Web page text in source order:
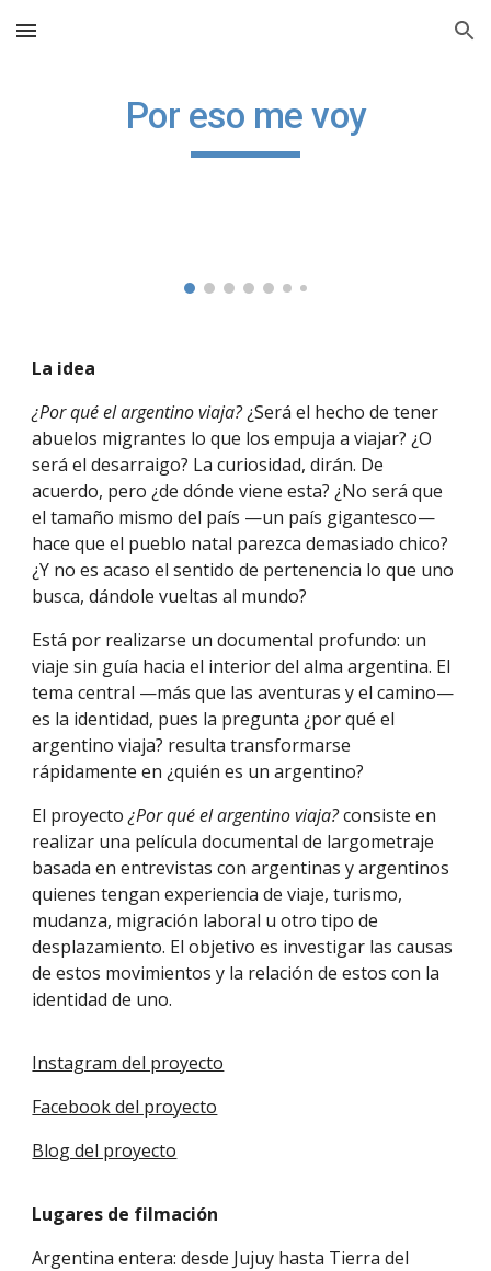
Skip to main content Skip to navigation
Por eso me voy
La idea
¿Por qué el argentino viaja?¿Será el hecho de tener
abuelos migrantes lo que los empuja a viajar? ¿O
será el desarraigo? La curiosidad, dirán. De
acuerdo, pero ¿de dónde viene esta? ¿No será que
el tamaño mismo del país —un país gigantesco—
hace que el pueblo natal parezca demasiado chico?
¿Y no es acaso el sentido de pertenencia lo que uno
busca, dándole vueltas al mundo?
Está por realizarse un documental profundo: un
viaje sin guía hacia el interior del alma argentina. El
tema central —más que las aventuras y el camino—
es la identidad, pues la pregunta ¿por qué el
argentino viaja? resulta transformarse
rápidamente en ¿quién es un argentino?
El proyecto¿Por qué el argentino viaja?consiste en
realizar una película documental de largometraje
basada en entrevistas con argentinas y argentinos
quienes tengan experiencia de viaje, turismo,
mudanza, migración laboral u otro tipo de
desplazamiento. El objetivo es investigar las causas
de estos movimientos y la relación de estos con la
identidad de uno.
Instagram del proyecto
Facebook del proyecto
Blog del proyecto
Lugares de filmación
Argentina entera: desde Jujuy hasta Tierra del